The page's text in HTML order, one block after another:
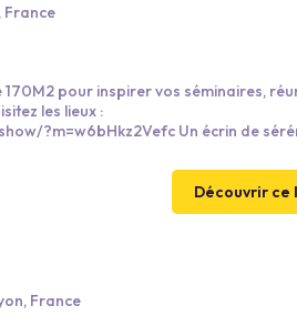
France
pour inspirer vos séminaires,
les lieux :
Un écrin de sérénité,
bonnes pratiques.
Découvrir ce
France